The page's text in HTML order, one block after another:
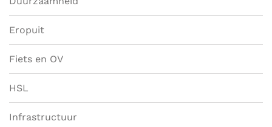
Eropuit
Fiets en OV
HSL
Infrastructuur